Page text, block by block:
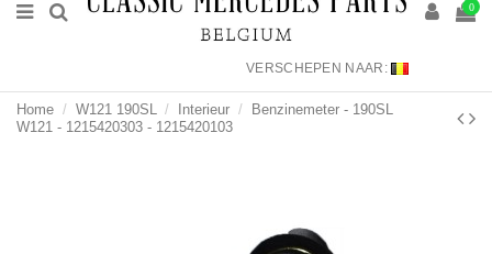
0
VERSCHEPEN NAAR:
Home W121 190SL Interieur
Benzinemeter - 190SL
W121 - 1215420303 - 1215420103